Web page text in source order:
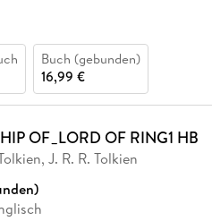
Buch (gebunden)
16,99 €
OF_LORD OF RING1 HB
J. R. R. Tolkien